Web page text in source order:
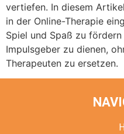
vertiefen. In diesem
in der Online-Therapie
Spiel und Spaß zu
Impulsgeber zu dienen,
Therapeuten zu ersetzen.